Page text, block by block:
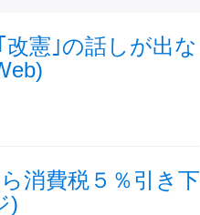
憲｣の話しが出な
消費税５％引き下
)